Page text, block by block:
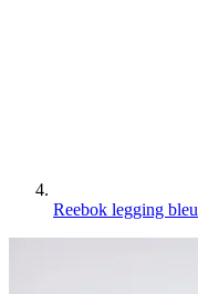
Reebok legging bleu